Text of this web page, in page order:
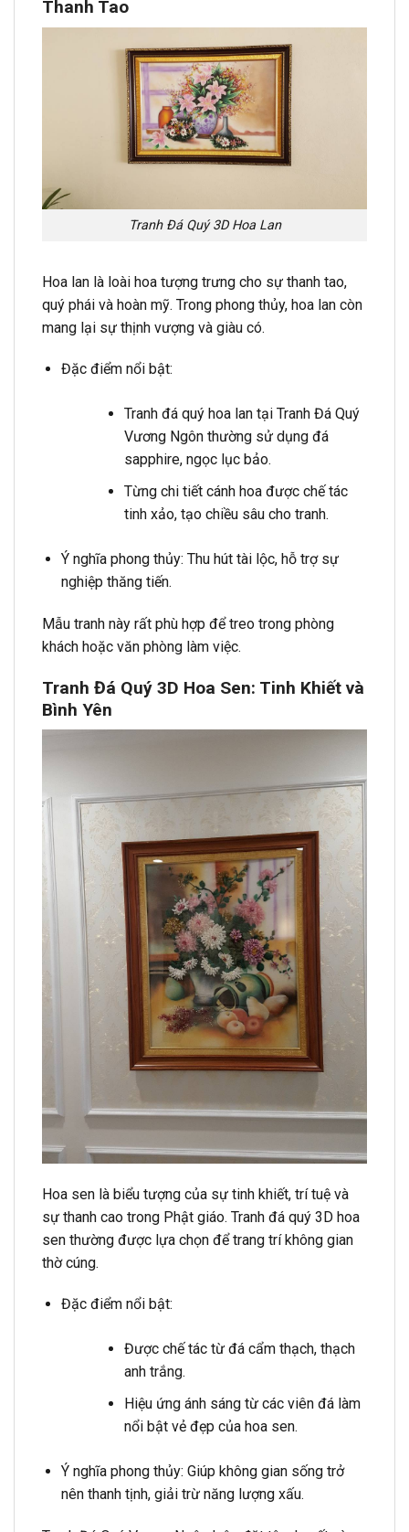
Thanh Tao
Tranh Đá Quý 3D Hoa Lan
Hoa lan là loài hoa tượng trưng cho sự thanh tao,
quý phái và hoàn mỹ. Trong phong thủy, hoa lan còn
mang lại sự thịnh vượng và giàu có.
Đặc điểm nổi bật:
Tranh đá quý hoa lan tại Tranh Đá Quý
Vương Ngôn thường sử dụng đá
sapphire, ngọc lục bảo.
Từng chi tiết cánh hoa được chế tác
tinh xảo, tạo chiều sâu cho tranh.
Ý nghĩa phong thủy: Thu hút tài lộc, hỗ trợ sự
nghiệp thăng tiến.
Mẫu tranh này rất phù hợp để treo trong phòng
khách hoặc văn phòng làm việc.
Tranh Đá Quý 3D Hoa Sen: Tinh Khiết và
Bình Yên
Hoa sen là biểu tượng của sự tinh khiết, trí tuệ và
sự thanh cao trong Phật giáo. Tranh đá quý 3D hoa
sen thường được lựa chọn để trang trí không gian
thờ cúng.
Đặc điểm nổi bật:
Được chế tác từ đá cẩm thạch, thạch
anh trắng.
Hiệu ứng ánh sáng từ các viên đá làm
nổi bật vẻ đẹp của hoa sen.
Ý nghĩa phong thủy: Giúp không gian sống trở
nên thanh tịnh, giải trừ năng lượng xấu.